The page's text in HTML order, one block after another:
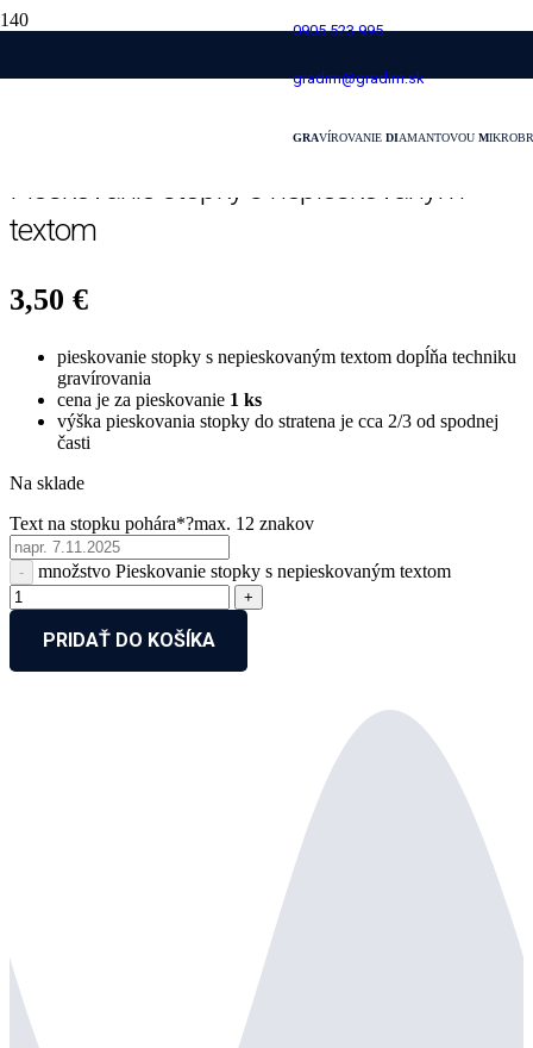
0905 523 995
gradim@gradim.sk
GRAVÍROVANIE DIAMANTOVOU M
Pieskovanie stopky s nepieskovaným
textom
3,50 €
pieskovanie stopky s nepieskovaným textom dopĺňa techniku
gravírovania
cena je za pieskovanie 1 ks
výška pieskovania stopky do stratena je cca 2/3 od spodnej
časti
Na sklade
Text na stopku pohára*?max. 12 znakov
množstvo Pieskovanie stopky s nepieskovaným textom
PRIDAŤ DO KOŠÍKA